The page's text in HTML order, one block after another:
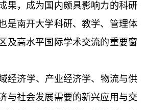
果，成为国内颇具影响力的科研
是南开大学科研、教学、管理体
及高水平国际学术交流的重要窗
经济学、产业经济学、物流与供
与社会发展需要的新兴应用与交